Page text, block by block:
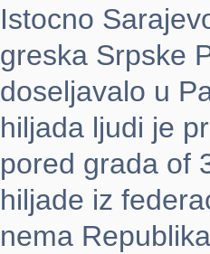
Istocno
greska Srpske
doseljavalo u
hiljada ljudi je
pored grada of
hiljade iz
nema